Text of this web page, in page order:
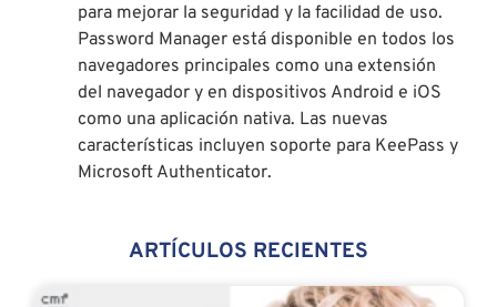
para mejorar la seguridad y la facilidad de uso.
Password Manager está disponible en todos los
navegadores principales como una extensión
del navegador y en dispositivos Android e iOS
como una aplicación nativa. Las nuevas
características incluyen soporte para KeePass y
Microsoft Authenticator.
ARTÍCULOS RECIENTES